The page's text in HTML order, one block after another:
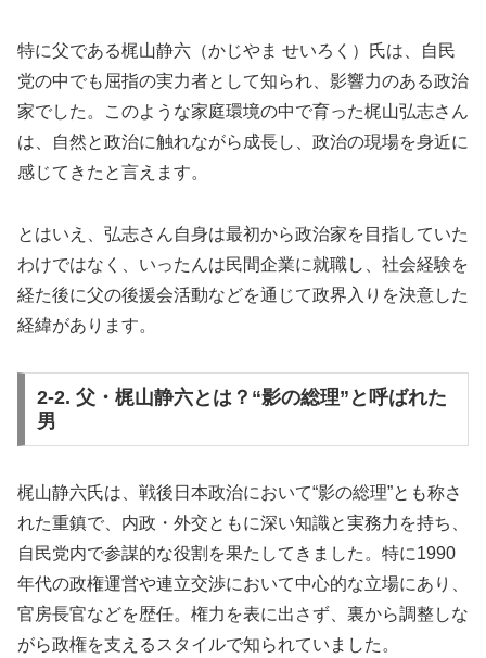
特に父である梶山静六（かじやま せいろく）氏は、自民
党の中でも屈指の実力者として知られ、影響力のある政治
家でした。このような家庭環境の中で育った梶山弘志さん
は、自然と政治に触れながら成長し、政治の現場を身近に
感じてきたと言えます。
とはいえ、弘志さん自身は最初から政治家を目指していた
わけではなく、いったんは民間企業に就職し、社会経験を
経た後に父の後援会活動などを通じて政界入りを決意した
経緯があります。
2-2. 父・梶山静六とは？“影の総理”と呼ばれた
男
梶山静六氏は、戦後日本政治において“影の総理”とも称さ
れた重鎮で、内政・外交ともに深い知識と実務力を持ち、
自民党内で参謀的な役割を果たしてきました。特に1990
年代の政権運営や連立交渉において中心的な立場にあり、
官房長官などを歴任。権力を表に出さず、裏から調整しな
がら政権を支えるスタイルで知られていました。